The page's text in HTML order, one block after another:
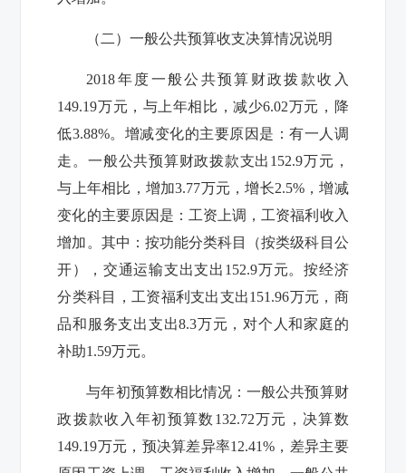
（二）一般公共预算收支决算情况说明
2018年度一般公共预算财政拨款收入
149.19万元，与上年相比，减少6.02万元，降
低3.88%。增减变化的主要原因是：有一人调
走。一般公共预算财政拨款支出 152.9万元，
与上年相比，增加3.77万元，增长2.5%，增减
变化的主要原因是：工资上调，工资福利收入
增加。其中：按功能分类科目（按类级科目公
开），交通运输支出支出 152.9万元。按经济
分类科目，工资福利支出支出151.96万元，商
品和服务支出支出8.3万元，对个人和家庭的
补助1.59万元。
与年初预算数相比情况：一般公共预算财
政拨款收入年初预算数 132.72万元，决算数
149.19万元，预决算差异率12.41% ，差异主要